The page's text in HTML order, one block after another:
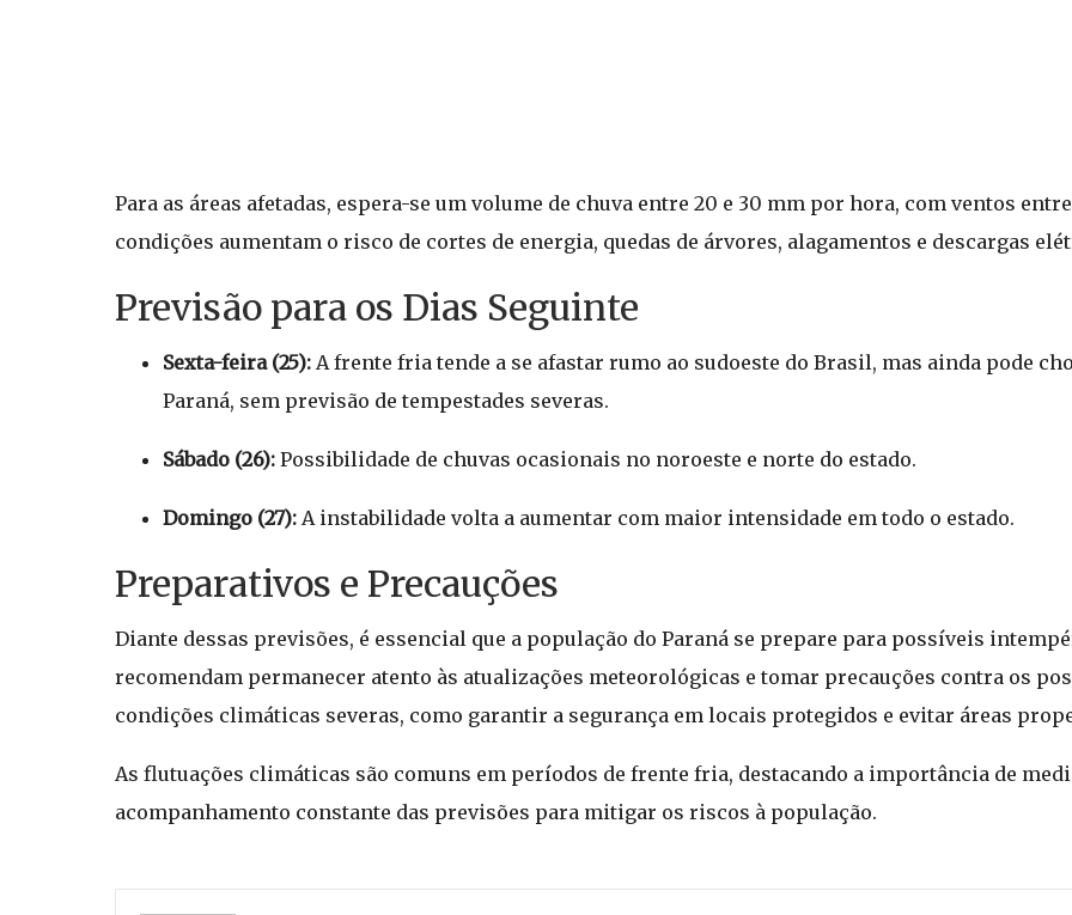
Para as áreas afetadas, espera-se um volume de chuva entre 20 e 30 mm por hora, com ventos
condições aumentam o risco de cortes de energia, quedas de árvores, alagamentos e descargas
Previsão para os Dias Seguinte
Sexta-feira (25): A frente fria tende a se afastar rumo ao sudoeste do Brasil, mas ainda pode
Paraná, sem previsão de tempestades severas.
Sábado (26): Possibilidade de chuvas ocasionais no noroeste e norte do estado.
Domingo (27): A instabilidade volta a aumentar com maior intensidade em todo o estado.
Preparativos e Precauções
Diante dessas previsões, é essencial que a população do Paraná se prepare para possíveis
recomendam permanecer atento às atualizações meteorológicas e tomar precauções contra os
condições climáticas severas, como garantir a segurança em locais protegidos e evitar áreas
As flutuações climáticas são comuns em períodos de frente fria, destacando a importância de
acompanhamento constante das previsões para mitigar os riscos à população.